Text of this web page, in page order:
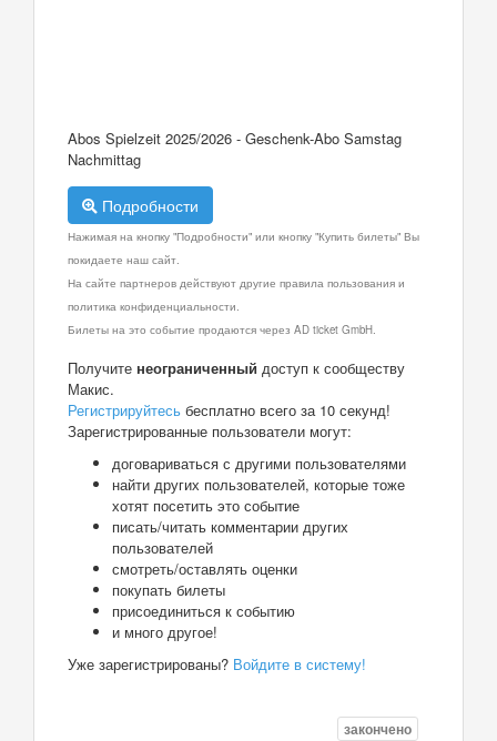
Abos Spielzeit 2025/2026 - Geschenk-Abo Samstag
Nachmittag
Подробности
Нажимая на кнопку "Подробности" или кнопку "Купить билеты" Вы
покидаете наш сайт.
На сайте партнеров действуют другие правила пользования и
политика конфиденциальности.
Билеты на это событие продаются через AD ticket GmbH.
Получите неограниченный доступ к сообществу
Макис.
Регистрируйтесь бесплатно всего за 10 секунд!
Зарегистрированные пользователи могут:
договариваться с другими пользователями
найти других пользователей, которые тоже
хотят посетить это событие
писать/читать комментарии других
пользователей
смотреть/оставлять оценки
покупать билеты
присоединиться к событию
и много другое!
Уже зарегистрированы? Войдите в систему!
закончено